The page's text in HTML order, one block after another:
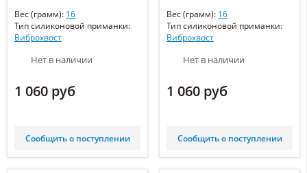
Вес (грамм): 16
Тип силиконовой приманки:
Виброхвост
Нет в наличии
1 060 руб
Сообщить о поступлении
Вес (грамм): 16
Тип силиконовой приманки:
Виброхвост
Нет в наличии
1 060 руб
Сообщить о поступлении